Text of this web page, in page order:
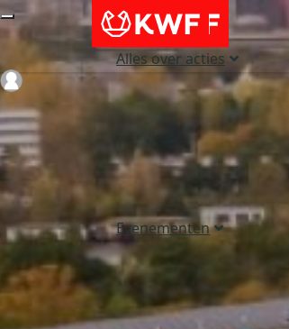
Alles over acties
Evenementen
Login